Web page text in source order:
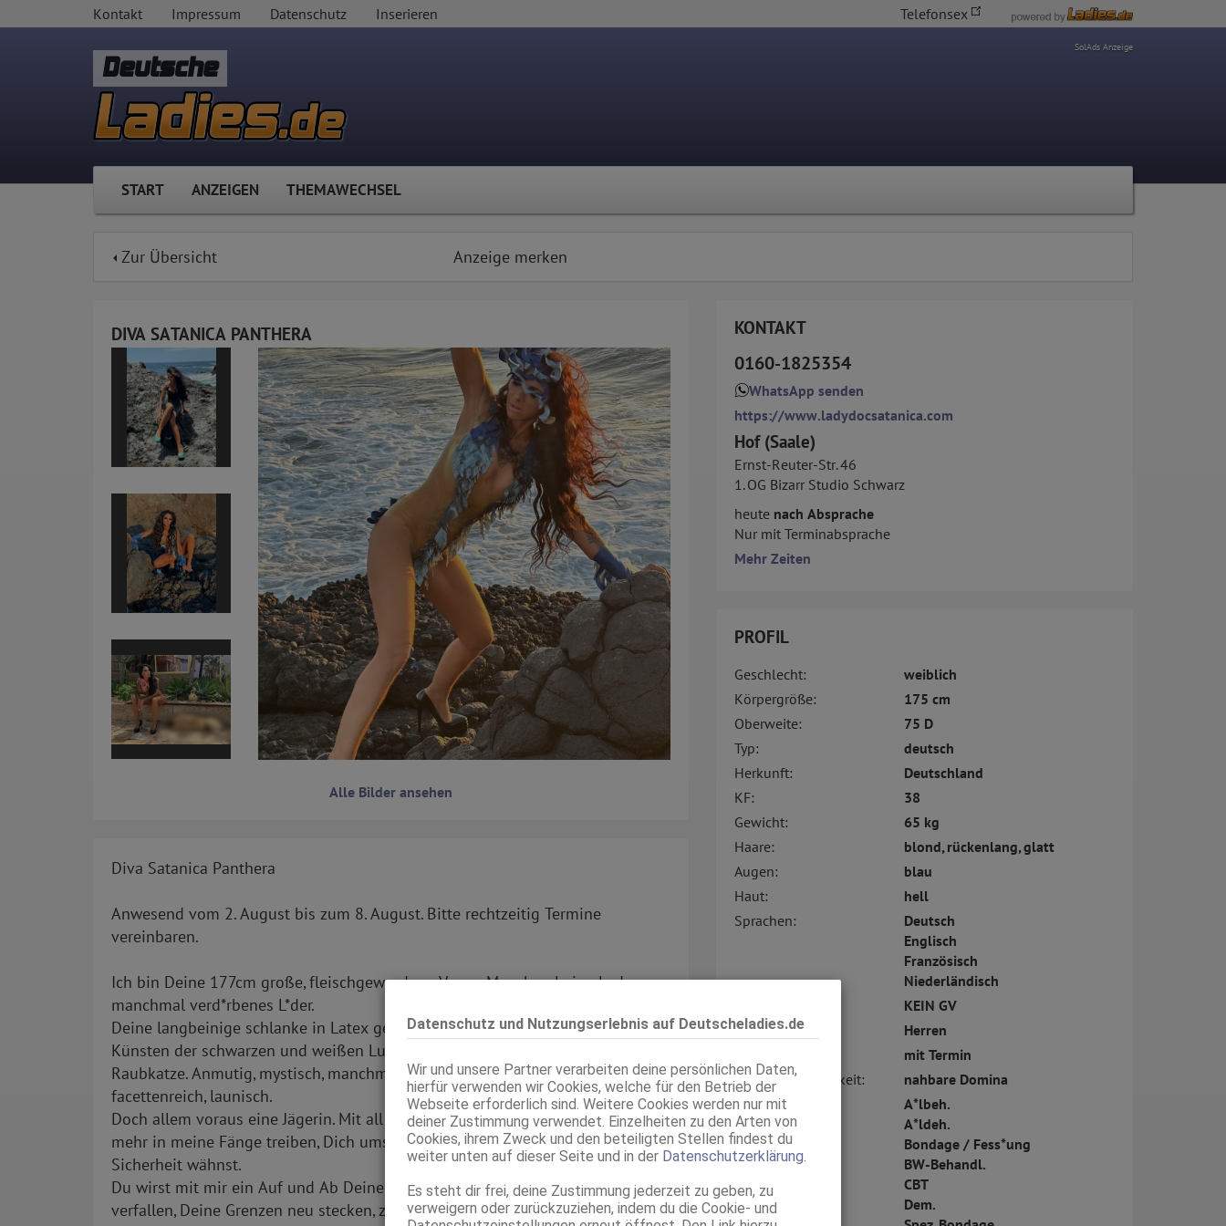
Datenschutz und Nutzungserlebnis auf Deutscheladies.de
Wir und unsere Partner verarbeiten deine persönlichen Daten,
hierfür verwenden wir Cookies, welche für den Betrieb der
Webseite erforderlich sind. Weitere Cookies werden nur mit
deiner Zustimmung verwendet. Einzelheiten zu den Arten von
Cookies, ihrem Zweck und den beteiligten Stellen findest du
weiter unten auf dieser Seite und in der Datenschutzerklärung.
Es steht dir frei, deine Zustimmung jederzeit zu geben, zu
verweigern oder zurückzuziehen, indem du die Cookie- und
Kontakt Impressum Datenschutz Inserieren Telefonsex
Deutsche
SolAds Anzeige
START ANZEIGEN THEMAWECHSEL
Zur Übersicht Anzeige merken
DIVA SATANICA PANTHERA
Alle Bilder ansehen
Diva Satanica Panthera
Anwesend vom 2. August bis zum 8. August. Bitte rechtzeitig Termine
vereinbaren.
Ich bin Deine 177cm große, fleischgewordene Venus. Manchmal eine Lady,
manchmal verd*rbenes L*der.
Deine langbeinige schlanke in Latex gehüllte Verführerin, versiert in den
Künsten der schwarzen und weißen Lust. Mein Naturell ist das einer
Raubkatze. Anmutig, mystisch, manchmal sanft und anschmiegsam,
facettenreich, launisch.
Doch allem voraus eine Jägerin. Mit all meinen Reizen werde ich Dich immer
mehr in meine Fänge treiben, Dich umschleichen, während Du Dich in
Sicherheit wähnst.
Du wirst mit mir ein Auf und Ab Deiner Sinne erleben, mir immer mehr
verfallen, Deine Grenzen neu stecken, zusammen mit mir in eine andere Welt
KONTAKT
0160-1825354
WhatsApp senden
https://www.ladydocsatanica.com
Hof (Saale)
Ernst-Reuter-Str. 46
1. OG Bizarr Studio Schwarz
heute nach Absprache
Nur mit Terminabsprache
Mehr Zeiten
PROFIL
Geschlecht:
weiblich
Körpergröße:
175 cm
Oberweite:
75 D
Typ:
deutsch
Herkunft:
Deutschland
KF:
38
Gewicht:
65 kg
Haare:
blond, rückenlang, glatt
Augen:
blau
Haut:
hell
Sprachen:
Deutsch
Englisch
Französisch
Niederländisch
KEIN GV
Service für:
Herren
mit Termin
Bizarr Persönlichkeit:
nahbare Domina
Bizarr Service:
A*lbeh.
A*ldeh.
Bondage / Fess*ung
BW-Behandl.
CBT
Dem.